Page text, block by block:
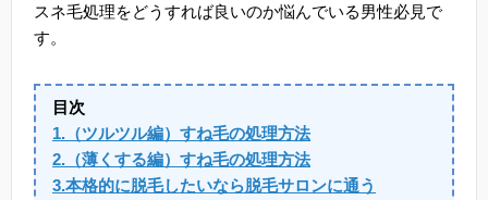
スネ毛処理をどうすれば良いのか悩んでいる男性必見で
す。
目次
1.（ツルツル編）すね毛の処理方法
2.（薄くする編）すね毛の処理方法
3.本格的に脱毛したいなら脱毛サロンに通う